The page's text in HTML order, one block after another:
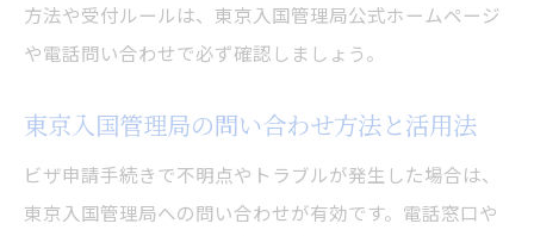
方法や受付ルールは、東京入国管理局公式ホームページ
や電話問い合わせで必ず確認しましょう。
東京入国管理局の問い合わせ方法と活用法
ビザ申請手続きで不明点やトラブルが発生した場合は、
東京入国管理局への問い合わせが有効です。電話窓口や